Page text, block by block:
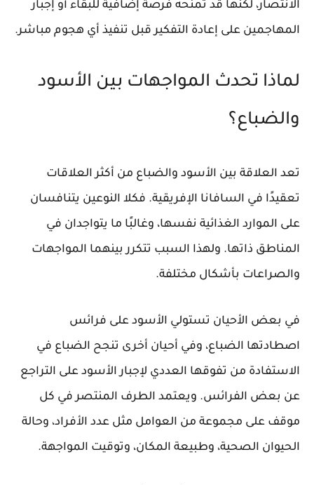
الانتصار، لكنها قد تمنحه فرصة إضافية للبقاء أو إجبار
المهاجمين على إعادة التفكير قبل تنفيذ أي هجوم مباشر.
لماذا تحدث المواجهات بين الأسود
والضباع؟
تعد العلاقة بين الأسود والضباع من أكثر العلاقات
تعقيدًا في السافانا الإفريقية. فكلا النوعين يتنافسان
على الموارد الغذائية نفسها، وغالبًا ما يتواجدان في
المناطق ذاتها. ولهذا السبب تتكرر بينهما المواجهات
والصراعات بأشكال مختلفة.
في بعض الأحيان تستولي الأسود على فرائس
اصطادتها الضباع، وفي أحيان أخرى تنجح الضباع في
الاستفادة من تفوقها العددي لإجبار الأسود على التراجع
عن بعض الفرائس. ويعتمد الطرف المنتصر في كل
موقف على مجموعة من العوامل مثل عدد الأفراد، وحالة
الحيوان الصحية، وطبيعة المكان، وتوقيت المواجهة.